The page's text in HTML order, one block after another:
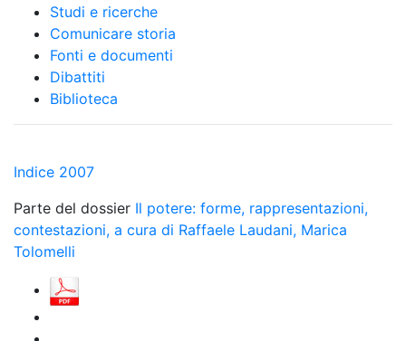
Studi e ricerche
Comunicare storia
Fonti e documenti
Dibattiti
Biblioteca
Indice 2007
Parte del dossier Il potere: forme, rappresentazioni,
contestazioni, a cura di Raffaele Laudani, Marica
Tolomelli